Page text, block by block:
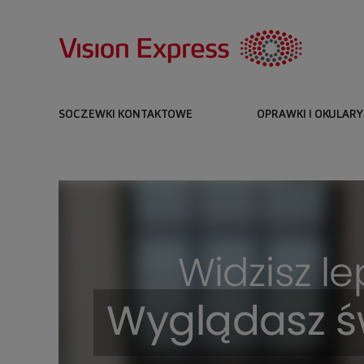
SOCZEWKI KONTAKTOWE OPRAWKI I